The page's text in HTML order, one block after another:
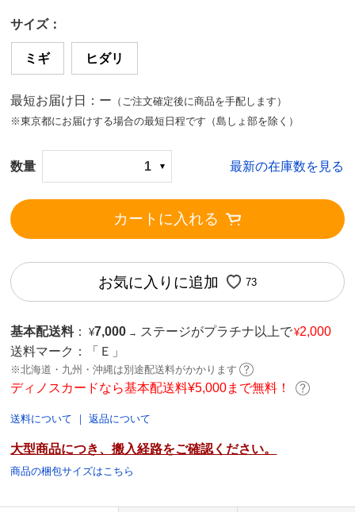
サイズ：
ミギ ヒダリ
最短お届け日：ー （ご注文確定後に商品を手配します）
※東京都にお届けする場合の最短日程です（島しょ部を除く）
数量 1 最新の在庫数を見る
カートに入れる
お気に入りに追加 73
基本配送料 ： ¥7,000 → ステージがプラチナ以上で¥2,000
送料マーク：
「Ｅ」
※北海道・九州・沖縄は別途配送料がかかります
ディノスカードなら基本配送料¥5,000まで無料！
送料について ｜返品について
大型商品につき、搬入経路をご確認ください。
商品の梱包サイズはこちら